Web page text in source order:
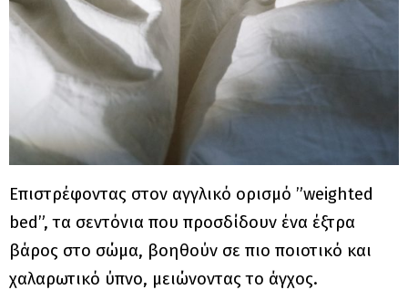
Επιστρέφοντας στον αγγλικό ορισμό ”weighted
bed”, τα σεντόνια που προσδίδουν ένα έξτρα
βάρος στο σώμα, βοηθούν σε πιο ποιοτικό και
χαλαρωτικό ύπνο, μειώνοντας το άγχος.